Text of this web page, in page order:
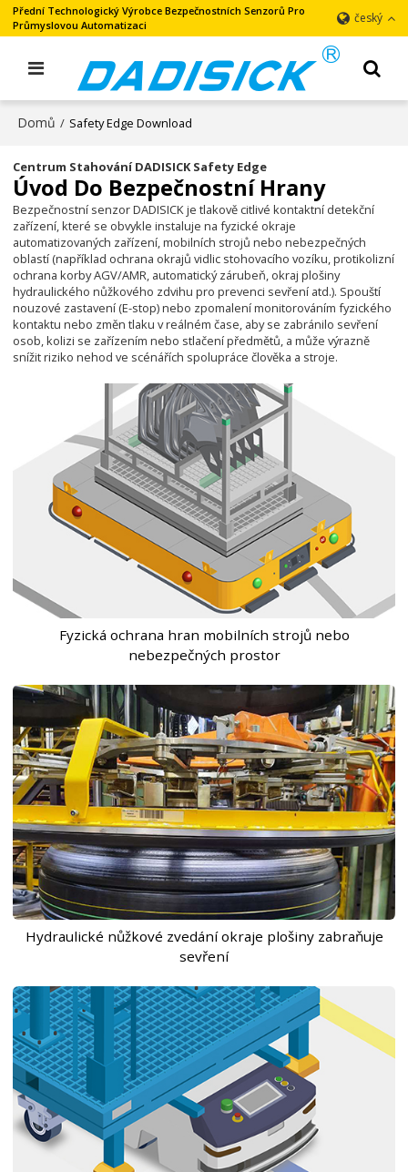
Přední Technologický Výrobce Bezpečnostních Senzorů Pro
Průmyslovou Automatizaci
český
Domů / Safety Edge Download
Centrum Stahování DADISICK Safety Edge
Úvod Do Bezpečnostní Hrany
Bezpečnostní senzor DADISICK je tlakově citlivé kontaktní detekční
zařízení, které se obvykle instaluje na fyzické okraje
automatizovaných zařízení, mobilních strojů nebo nebezpečných
oblastí (například ochrana okrajů vidlic stohovacího vozíku, protikolizní
ochrana korby AGV/AMR, automatický zárubeň, okraj plošiny
hydraulického nůžkového zdvihu pro prevenci sevření atd.). Spouští
nouzové zastavení (E-stop) nebo zpomalení monitorováním fyzického
kontaktu nebo změn tlaku v reálném čase, aby se zabránilo sevření
osob, kolizi se zařízením nebo stlačení předmětů, a může výrazně
snížit riziko nehod ve scénářích spolupráce člověka a stroje.
Fyzická ochrana hran mobilních strojů nebo
nebezpečných prostor
Hydraulické nůžkové zvedání okraje plošiny zabraňuje
sevření